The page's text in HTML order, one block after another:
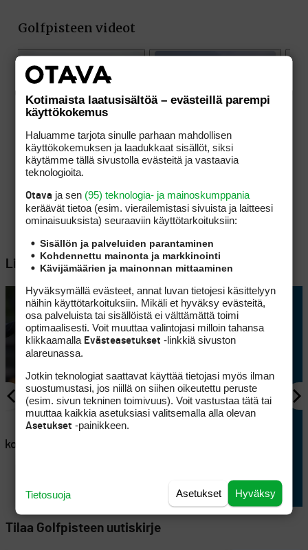
Lisää aiheesta
AJANKOHTAISTA
Lappajärvellä kisataan
Tilaa Golfpisteen uutiskirje
Kotimaista laatusisältöä – evästeillä parempi
käyttökokemus
Haluamme tarjota sinulle parhaan mahdollisen
käyttökokemuksen ja laadukkaat sisällöt, siksi
käytämme tällä sivustolla evästeitä ja vastaavia
teknologioita.
Otava ja sen (95) teknologia- ja mainoskumppania
keräävät tietoa (esim. vierailemis­tasi sivuista ja laitteesi
ominaisuuk­sista) seuraaviin käyttötarkoituksiin:
Sisällön ja palveluiden parantaminen
Kohdennettu mainonta ja markkinointi
Kävijämäärien ja mainonnan mittaaminen
Hyväksymällä evästeet, annat luvan tietojesi käsittelyyn
näihin käyttötarkoituksiin. Mikäli et hyväksy evästeitä,
osa palveluista tai sisällöistä ei välttämättä toimi
optimaalisesti. Voit muuttaa valintojasi milloin tahansa
klikkaamalla Evästeasetukset -linkkiä sivuston
alareunassa.
Jotkin teknologiat saattavat käyttää tietojasi myös ilman
suostumustasi, jos niillä on siihen oikeutettu peruste
(esim. sivun tekninen toimivuus). Voit vastustaa tätä tai
muuttaa kaikkia asetuksiasi valitsemalla alla olevan
Asetukset -painikkeen.
Hyväksy
Asetukset
Tietosuoja